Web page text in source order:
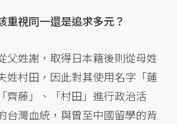
重視同一還是追求多元？
父姓謝，取得日本籍後則從母姓
姓村田，因此對其使用名字「蓮
齊藤」、「村田」進行政治活
台灣血統，與曾至中國留學的背